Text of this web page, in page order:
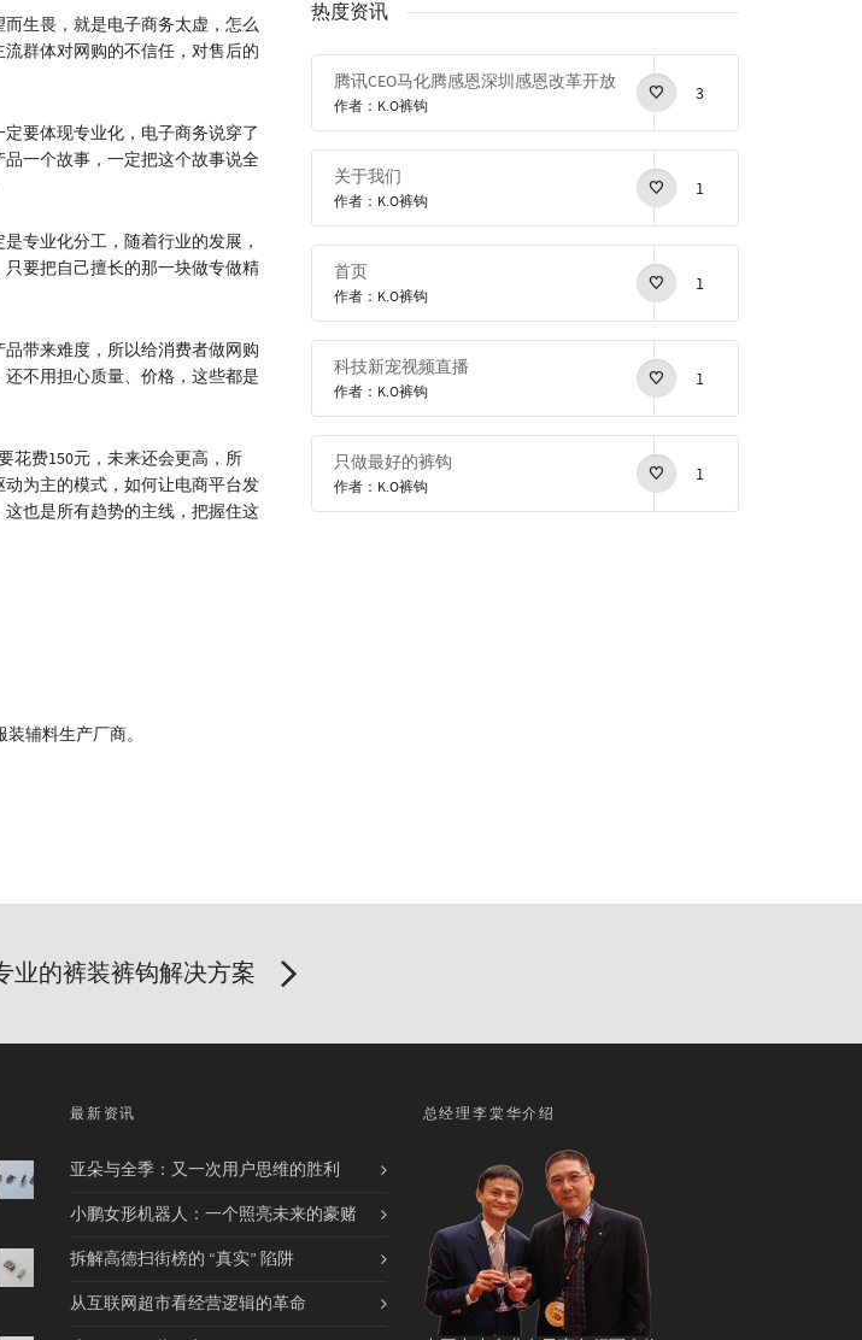
生畏，就是电子商务太虚，怎么
群体对网购的不信任，对售后的
要体现专业化，电子商务说穿了
一个故事，一定把这个故事说全
专业化分工，随着行业的发展，
要把自己擅长的那一块做专做精
带来难度，所以给消费者做网购
不用担心质量、价格，这些都是
花费150元，未来还会更高，所
为主的模式，如何让电商平台发
也是所有趋势的主线，把握住这
辅料生产厂商。
热度资讯
腾讯CEO马化腾感恩深圳感恩改革开放
作者：K.O裤钩
3
关于我们
作者：K.O裤钩
1
首页
作者：K.O裤钩
1
科技新宠视频直播
作者：K.O裤钩
1
只做最好的裤钩
作者：K.O裤钩
1
业的裤装裤钩解决方案
最新资讯
亚朵与全季：又一次用户思维的胜利
小鹏女形机器人：一个照亮未来的豪赌
拆解高德扫街榜的 “真实” 陷阱
从互联网超市看经营逻辑的革命
总经理李棠华介绍